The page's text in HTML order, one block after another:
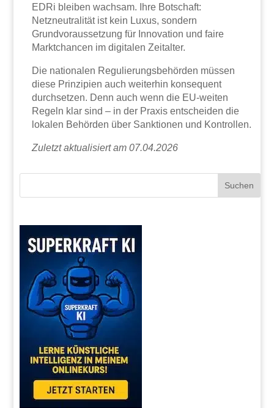
EDRi bleiben wachsam. Ihre Botschaft:
Netzneutralität ist kein Luxus, sondern
Grundvoraussetzung für Innovation und faire
Marktchancen im digitalen Zeitalter.
Die nationalen Regulierungsbehörden müssen
diese Prinzipien auch weiterhin konsequent
durchsetzen. Denn auch wenn die EU-weiten
Regeln klar sind – in der Praxis entscheiden die
lokalen Behörden über Sanktionen und Kontrollen.
Zuletzt aktualisiert am 07.04.2026